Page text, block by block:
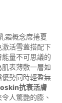
霜概念席捲夏
活雪蓋搭配下
量不可思議的
表薄敷一層如
勢同時輕盈無
抗衰活膚
人驚艷的膨、